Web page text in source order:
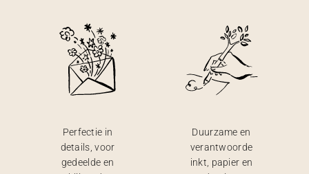
Perfectie in
details, voor
gedeelde en
Duurzame en
verantwoorde
inkt, papier en